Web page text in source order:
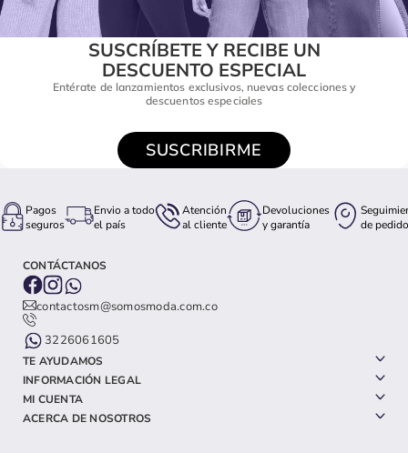
SUSCRÍBETE Y RECIBE UN
DESCUENTO ESPECIAL
Entérate de lanzamientos exclusivos, nuevas colecciones y
descuentos especiales
SUSCRIBIRME
Pagos
seguros
Envio a todo
el país
Atención
al cliente
Devoluciones
y garantía
de pedido
CONTÁCTANOS
contactosm@somosmoda.com.co
3226061605
TE AYUDAMOS
INFORMACIÓN LEGAL
MI CUENTA
ACERCA DE NOSOTROS